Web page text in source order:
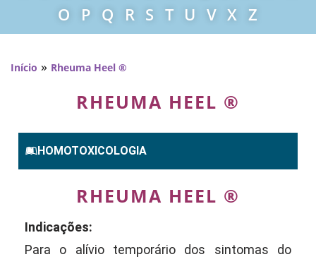
O
P Q R S T U V X Z
Início » Rheuma Heel ®
RHEUMA HEEL ®
HOMOTOXICOLOGIA
RHEUMA HEEL ®
Indicações:
Para o alívio temporário dos sintomas do